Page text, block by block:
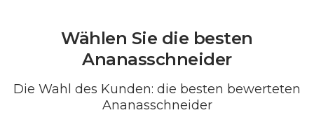
Wählen Sie die besten
Ananasschneider
Die Wahl des Kunden: die besten bewerteten
Ananasschneider